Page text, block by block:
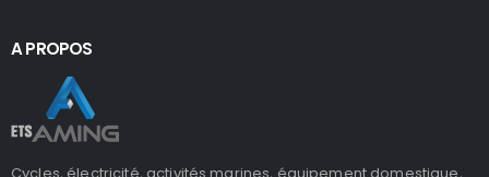
A PROPOS